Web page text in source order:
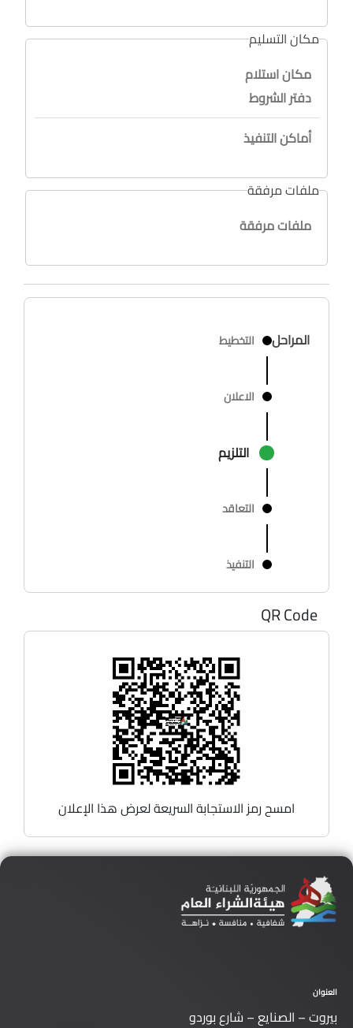
مكان التسليم
مكان استلام
دفتر الشروط
أماكن التنفيذ
ملفات مرفقة
ملفات مرفقة
المراحل التخطيط
الاعلان
التلزيم
التعاقد
التنفيذ
QR Code
امسح رمز الاستجابة السريعة لعرض هذا الإعلان
العنوان
بيروت – الصنايع – شارع بوردو